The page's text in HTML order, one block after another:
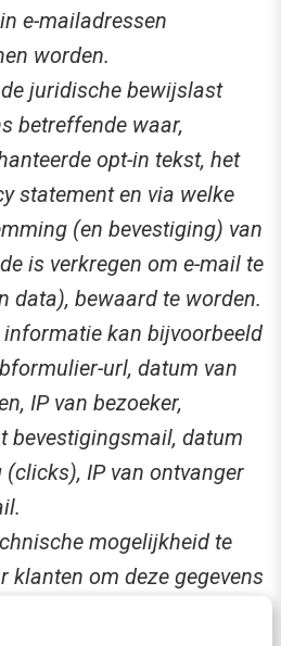
e-mailadressen
worden.
juridische bewijslast
betreffende waar,
opt-in tekst, het
statement en via welke
(en bevestiging) van
is verkregen om e-mail te
data), bewaard te worden.
informatie kan bijvoorbeeld
url, datum van
IP van bezoeker,
bevestigingsmail, datum
(clicks), IP van ontvanger
mogelijkheid te
klanten om deze gegevens